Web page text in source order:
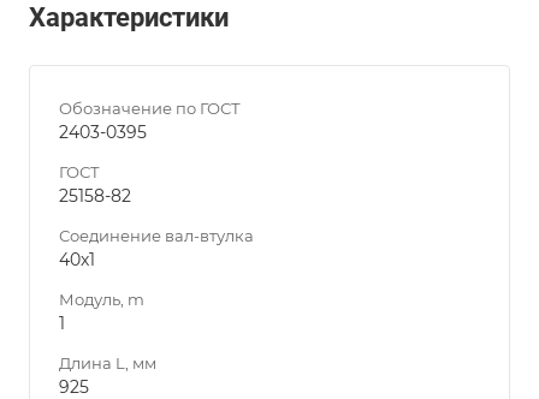
Характеристики
Обозначение по ГОСТ
2403-0395
ГОСТ
25158-82
Соединение вал-втулка
40х1
Модуль, m
1
Длина L, мм
925